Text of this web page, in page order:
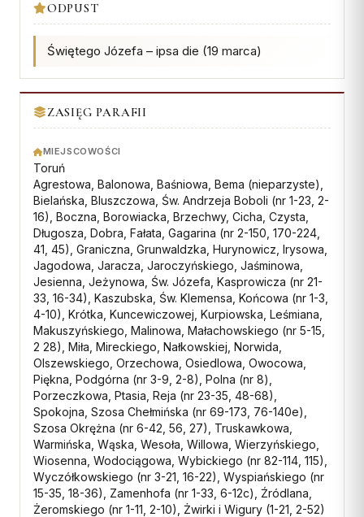
ODPUST
Świętego Józefa – ipsa die (19 marca)
ZASIĘG PARAFII
MIEJSCOWOŚCI
Toruń
Agrestowa, Balonowa, Baśniowa, Bema (nieparzyste),
Bielańska, Bluszczowa, Św. Andrzeja Boboli (nr 1-23, 2-
16), Boczna, Borowiacka, Brzechwy, Cicha, Czysta,
Długosza, Dobra, Fałata, Gagarina (nr 2-150, 170-224,
41, 45), Graniczna, Grunwaldzka, Hurynowicz, Irysowa,
Jagodowa, Jaracza, Jaroczyńskiego, Jaśminowa,
Jesienna, Jeżynowa, Św. Józefa, Kasprowicza (nr 21-
33, 16-34), Kaszubska, Św. Klemensa, Końcowa (nr 1-3,
4-10), Krótka, Kuncewiczowej, Kurpiowska, Leśmiana,
Makuszyńskiego, Malinowa, Małachowskiego (nr 5-15,
2 28), Miła, Mireckiego, Nałkowskiej, Norwida,
Olszewskiego, Orzechowa, Osiedlowa, Owocowa,
Piękna, Podgórna (nr 3-9, 2-8), Polna (nr 8),
Porzeczkowa, Ptasia, Reja (nr 23-35, 48-68),
Spokojna, Szosa Chełmińska (nr 69-173, 76-140e),
Szosa Okrężna (nr 6-42, 56, 27), Truskawkowa,
Warmińska, Wąska, Wesoła, Willowa, Wierzyńskiego,
Wiosenna, Wodociągowa, Wybickiego (nr 82-114, 115),
Wyczółkowskiego (nr 3-21, 16-22), Wyspiańskiego (nr
15-35, 18-36), Zamenhofa (nr 1-33, 6-12c), Źródlana,
Żeromskiego (nr 1-11, 2-10), Żwirki i Wigury (1-21, 2-52)